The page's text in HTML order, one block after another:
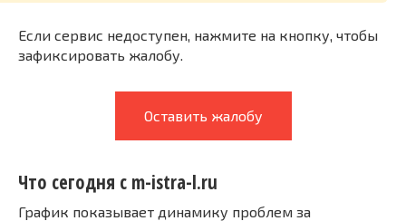
Если сервис недоступен, нажмите на кнопку, чтобы
зафиксировать жалобу.
Оставить жалобу
Что сегодня с m-istra-l.ru
График показывает динамику проблем за